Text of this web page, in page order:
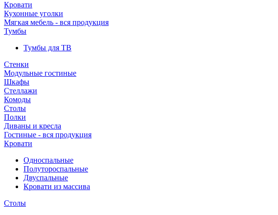
Кровати
Кухонные уголки
Мягкая мебель - вся продукция
Тумбы
Тумбы для ТВ
Стенки
Модульные гостиные
Шкафы
Стеллажи
Комоды
Столы
Полки
Диваны и кресла
Гостиные - вся продукция
Кровати
Односпальные
Полутороспальные
Двуспальные
Кровати из массива
Столы